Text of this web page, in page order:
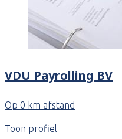
VDU Payrolling BV
Op 0 km afstand
Toon profiel